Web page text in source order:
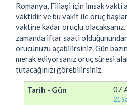
Romanya, Filiași için imsak vakti
vaktidir ve bu vakit ile oruç
vaktine kadar oruçlu olacaksanız.
zamanda iftar saati
orucunuzu açabilirsiniz. Gün
merak ediyorsanız oruç süresi
tutacağınızı görebilirsiniz.
07
21